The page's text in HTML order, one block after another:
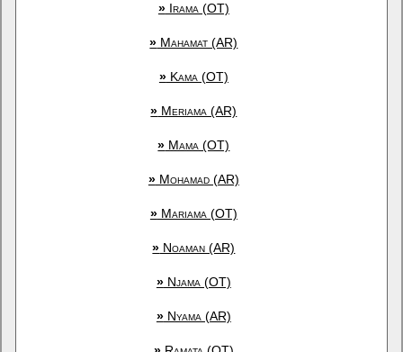
»Irama (OT)
» Mahamat (AR)
»Kama (OT)
» Meriama (AR)
» Mama (OT)
»Mohamad (AR)
»Mariama (OT)
» Noaman (AR)
»Njama (OT)
»Nyama (AR)